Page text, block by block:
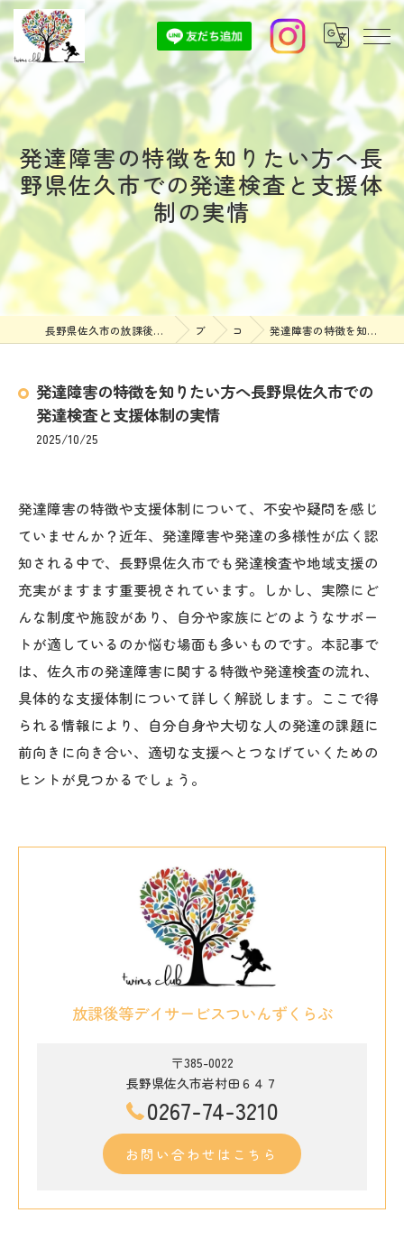
発達障害の特徴を知りたい方へ長
野県佐久市での発達検査と支援体
制の実情
長野県佐久市の放課後等デイサービスなら放課後等デイサービスついんずくらぶ ブログ コラム 発達障害の特徴を知りたい方へ長野県佐久市での発達検査と支援体制の実情
発達障害の特徴を知りたい方へ長野県佐久市での
発達検査と支援体制の実情
2025/10/25
発達障害の特徴や支援体制について、不安や疑問を感じ
ていませんか？近年、発達障害や発達の多様性が広く認
知される中で、長野県佐久市でも発達検査や地域支援の
充実がますます重要視されています。しかし、実際にど
んな制度や施設があり、自分や家族にどのようなサポー
トが適しているのか悩む場面も多いものです。本記事で
は、佐久市の発達障害に関する特徴や発達検査の流れ、
具体的な支援体制について詳しく解説します。ここで得
られる情報により、自分自身や大切な人の発達の課題に
前向きに向き合い、適切な支援へとつなげていくための
ヒントが見つかるでしょう。
放課後等デイサービスついんずくらぶ
〒385-0022
長野県佐久市岩村田６４７
0267-74-3210
お問い合わせはこちら